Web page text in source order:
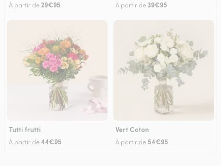
À partir de 29€95 À partir de 39€95
Tutti frutti
À partir de44€95
Vert Coton
À partir de 54€95